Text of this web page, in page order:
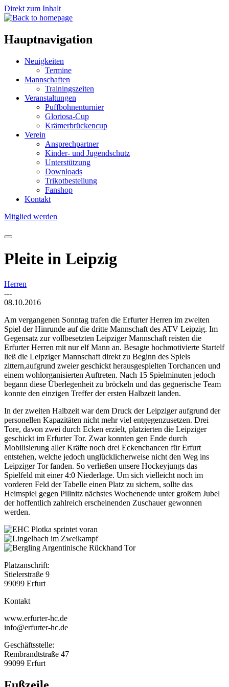
Direkt zum Inhalt
Hauptnavigation
Neuigkeiten
Termine
Mannschaften
Trainingszeiten
Veranstaltungen
Puffbohnenturnier
Gloriosa-Cup
Krämerbrückencup
Verein
Ansprechpartner
Kinder- und Jugendschutz
Unterstützung
Downloads
Trikotbestellung
Fanshop
Kontakt
Mitglied werden
Pleite in Leipzig
Herren
---
08.10.2016
Am vergangenen Sonntag trafen die Erfurter Herren im zweiten
Spiel der Hinrunde auf die dritte Mannschaft des ATV Leipzig. Im
Gegensatz zur vollbesetzten Leipziger Mannschaft reisten die
Erfurter Herren mit nur elf Mann an. Besagte hochmotivierte Startelf
ließ die Leipziger Mannschaft direkt zu Beginn des Spiels
zittern,aufgrund zweier geschickt herausgespielten Torchancen und
einem wohlorganisierten Auftreten. Nach 15 Spielminuten jedoch
begann diese Überlegenheit zu bröckeln und das gegnerische Team
konnte den einzigen Treffer der ersten Halbzeit landen.
In der zweiten Halbzeit war dem Druck der Leipziger aufgrund der
personellen Kapazitäten nicht mehr viel entgegenzusetzen. Drei
Tore, davon zwei durch Ecken erzielt, platzierten die Leipziger
geschickt im Erfurter Tor. Zwar konnten gen Ende durch
Mobilisierung aller Kräfte noch drei Eckenchancen für Erfurt
entstehen, welche jedoch unglücklicherweise nicht den Weg ins
Leipziger Tor fanden. So verließen unsere Hockeyjungs das
Spielfeld mit einer 4:0 Niederlage. Um sich vielleicht noch im
vorderen Feld der Tabelle einen Platz zu sichern, sollte das
Heimspiel gegen Pillnitz nächstes Wochenende unter großem Jubel
der hoffentlich zahlreich erscheinenden Zuschauer gewonnen
werden.
Platzanschrift:
Stielerstraße 9
99099 Erfurt
Kontakt
www.erfurter-hc.de
info@erfurter-hc.de
Geschäftsstelle:
Rembrandtstraße 47
99099 Erfurt